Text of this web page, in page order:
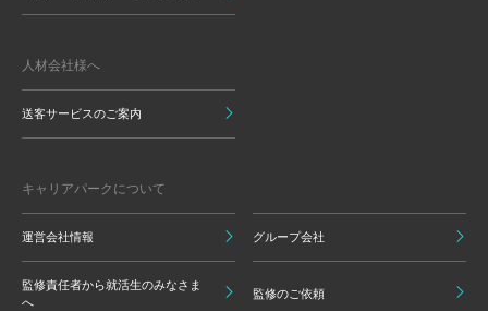
人材会社様へ
送客サービスのご案内
キャリアパークについて
運営会社情報 グループ会社
監修責任者から就活生のみなさま
へ
監修のご依頼